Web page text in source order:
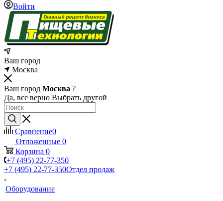
Войти
Ваш город
Москва
Ваш город Москва ?
Да, все верно Выбрать другой
Сравнение0
Отложенные 0
Корзина 0
+7 (495) 22-77-350
+7 (495) 22-77-350Отдел продаж
Оборудование